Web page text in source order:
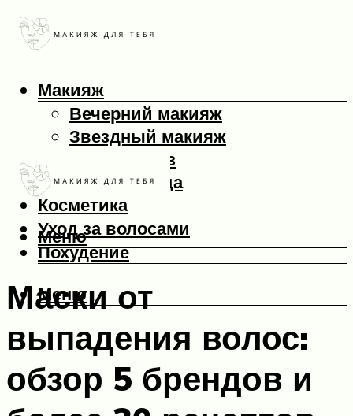
Макияж
Вечерний макияж
Звездный макияж
Макияж глаз
Макияж лица
Косметика
Уход за волосами
Похудение
Меню
Меню
Маски от
выпадения волос:
обзор 5 брендов и